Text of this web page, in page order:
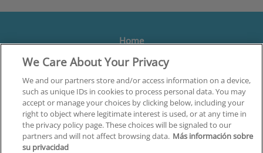
Home
Formación
Centros
Orientación
Quiénes somos
Contacta
We Care About Your Privacy
We and our partners store and/or access information on a device,
such as unique IDs in cookies to process personal data. You may
accept or manage your choices by clicking below, including your
right to object where legitimate interest is used, or at any time in
the privacy policy page. These choices will be signaled to our
partners and will not affect browsing data. Más información sobre
su privacidad